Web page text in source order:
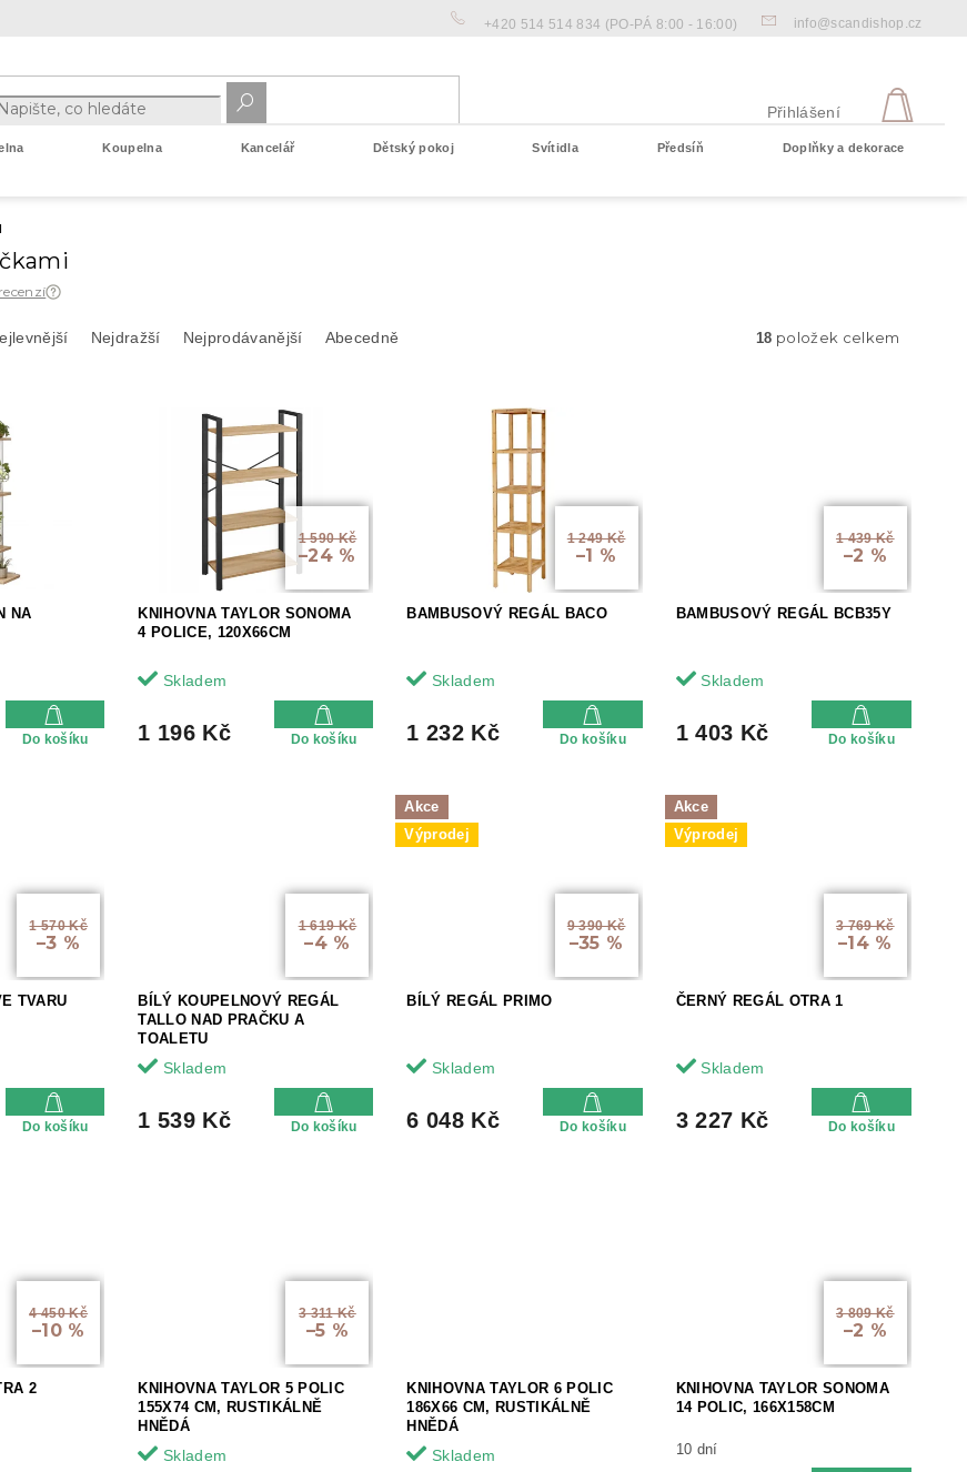
+420 514 514 834 (PO-PÁ 8:00 - 16:00) info@scandishop.cz
Přihlášení
Koupelna Kancelář Dětský pokoj Svítidla Předsíň Doplňky a dekorace
Nejdražší Nejprodávanější Abecedně 18 položek celkem
NA
Do košíku
1 590 Kč
–24 %
KNIHOVNA TAYLOR SONOMA
4 POLICE, 120X66CM
Skladem
1 196 Kč Do košíku
1 249 Kč
–1 %
BAMBUSOVÝ REGÁL BACO
Skladem
1 232 Kč Do košíku
1 439 Kč
–2 %
BAMBUSOVÝ REGÁL BCB35Y
Skladem
1 403 Kč Do košíku
1 570 Kč
–3 %
TVARU
Do košíku
1 619 Kč
–4 %
BÍLÝ KOUPELNOVÝ REGÁL
TALLO NAD PRAČKU A
TOALETU
Skladem
1 539 Kč Do košíku
Akce
Výprodej
9 390 Kč
–35 %
BÍLÝ REGÁL PRIMO
Skladem
6 048 Kč Do košíku
Akce
Výprodej
3 769 Kč
–14 %
ČERNÝ REGÁL OTRA 1
Skladem
3 227 Kč Do košíku
4 450 Kč
–10 %
2
3 311 Kč
–5 %
KNIHOVNA TAYLOR 5 POLIC
155X74 CM, RUSTIKÁLNĚ
HNĚDÁ
Skladem
KNIHOVNA TAYLOR 6 POLIC
186X66 CM, RUSTIKÁLNĚ
HNĚDÁ
Skladem
3 809 Kč
–2 %
KNIHOVNA TAYLOR SONOMA
14 POLIC, 166X158CM
10 dní